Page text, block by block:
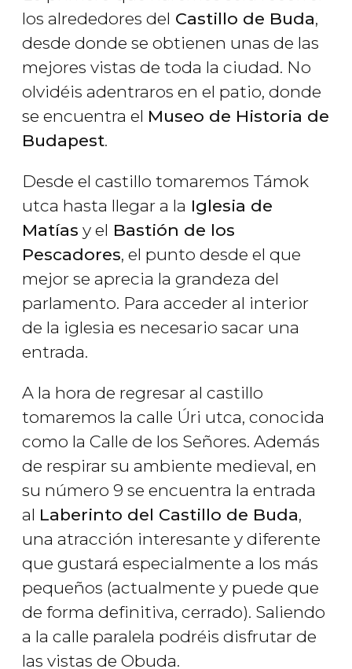
los alrededores del Castillo de Buda,
desde donde se obtienen unas de las
mejores vistas de toda la ciudad. No
olvidéis adentraros en el patio, donde
se encuentra el Museo de Historia de
Budapest.
Desde el castillo tomaremos Támok
utca hasta llegar a la Iglesia de
Matías y el Bastión de los
Pescadores, el punto desde el que
mejor se aprecia la grandeza del
parlamento. Para acceder al interior
de la iglesia es necesario sacar una
entrada.
A la hora de regresar al castillo
tomaremos la calle Úri utca, conocida
como la Calle de los Señores. Además
de respirar su ambiente medieval, en
su número 9 se encuentra la entrada
al Laberinto del Castillo de Buda,
una atracción interesante y diferente
que gustará especialmente a los más
pequeños (actualmente y puede que
de forma definitiva, cerrado). Saliendo
a la calle paralela podréis disfrutar de
las vistas de Obuda.